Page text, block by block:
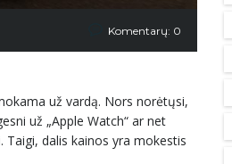
Komentarų: 0
už vardą. Nors norėtųsi,
už „Apple Watch“ ar net
Taigi, dalis kainos yra mokestis